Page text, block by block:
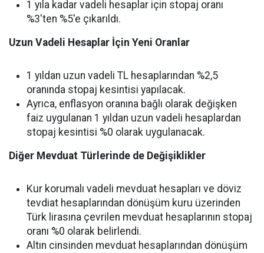
1 yıla kadar vadeli hesaplar için stopaj oranı
%3'ten %5'e çıkarıldı.
Uzun Vadeli Hesaplar İçin Yeni Oranlar
1 yıldan uzun vadeli TL hesaplarından %2,5
oranında stopaj kesintisi yapılacak.
Ayrıca, enflasyon oranına bağlı olarak değişken
faiz uygulanan 1 yıldan uzun vadeli hesaplardan
stopaj kesintisi %0 olarak uygulanacak.
Diğer Mevduat Türlerinde de Değişiklikler
Kur korumalı vadeli mevduat hesapları ve döviz
tevdiat hesaplarından dönüşüm kuru üzerinden
Türk lirasına çevrilen mevduat hesaplarının stopaj
oranı %0 olarak belirlendi.
Altın cinsinden mevduat hesaplarından dönüşüm